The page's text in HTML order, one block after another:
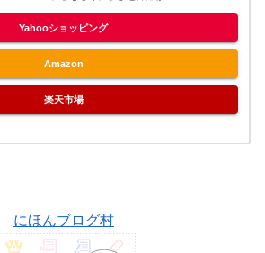
Yahooショッピング
Amazon
楽天市場
にほんブログ村